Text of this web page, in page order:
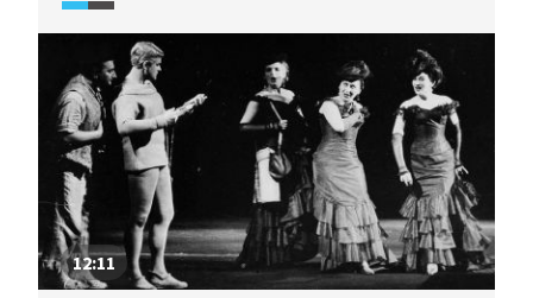
v minulém režimu nemohli hrát, a inscenace jak
z českého repertoáru, tak ze světového.
12:11